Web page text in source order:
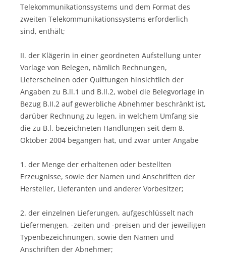
Telekommunikationssystems und dem Format des
zweiten Telekommunikationssystems erforderlich
sind, enthält;
II. der Klägerin in einer geordneten Aufstellung unter
Vorlage von Belegen, nämlich Rechnungen,
Lieferscheinen oder Quittungen hinsichtlich der
Angaben zu B.ll.1 und B.ll.2, wobei die Belegvorlage in
Bezug B.II.2 auf gewerbliche Abnehmer beschränkt ist,
darüber Rechnung zu legen, in welchem Umfang sie
die zu B.l. bezeichneten Handlungen seit dem 8.
Oktober 2004 begangen hat, und zwar unter Angabe
1. der Menge der erhaltenen oder bestellten
Erzeugnisse, sowie der Namen und Anschriften der
Hersteller, Lieferanten und anderer Vorbesitzer;
2. der einzelnen Lieferungen, aufgeschlüsselt nach
Liefermengen, -zeiten und -preisen und der jeweiligen
Typenbezeichnungen, sowie den Namen und
Anschriften der Abnehmer;